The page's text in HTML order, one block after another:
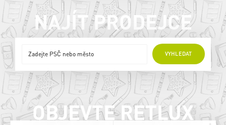
NAJÍT PRODEJCE
VYHLEDAT
ONLINE PRODEJCI
OBJEVTE RETLUX